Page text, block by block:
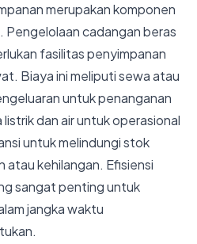
merupakan komponen
Pengelolaan cadangan beras
fasilitas penyimpanan
Biaya ini meliputi sewa atau
untuk penanganan
dan air untuk operasional
untuk melindungi stok
atau kehilangan. Efisiensi
sangat penting untuk
jangka waktu